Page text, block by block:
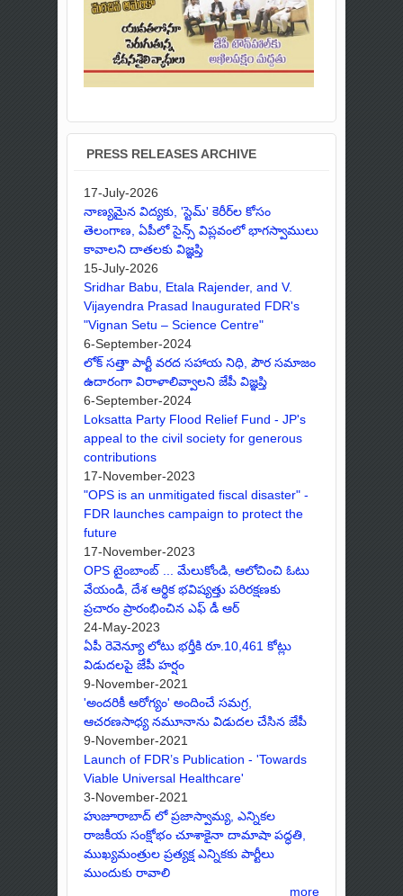
PRESS RELEASES ARCHIVE
17-July-2026
నాణ్యమైన విద్యకు, 'స్టెమ్' కెరీర్‌ల కోసం
తెలంగాణ, ఏపీలో సైన్స్ విప్లవంలో భాగస్వాములు
కావాలని దాతలకు విజ్ఞప్తి
15-July-2026
Sridhar Babu, Etala Rajender, and V.
Vijayendra Prasad Inaugurated FDR's
"Vignan Setu – Science Centre"
6-September-2024
లోక్ సత్తా పార్టీ వరద సహాయ నిధి, పౌర సమాజం
ఉదారంగా విరాళాలివ్వాలని జేపీ విజ్ఞప్తి
6-September-2024
Loksatta Party Flood Relief Fund - JP's
appeal to the civil society for generous
contributions
17-November-2023
"OPS is an unmitigated fiscal disaster" -
FDR launches campaign to protect the
future
17-November-2023
OPS టైంబాంబ్ ... మేలుకోండి, ఆలోచించి ఓటు
వేయండి, దేశ ఆర్థిక భవిష్యత్తు పరిరక్షణకు
ప్రచారం ప్రారంభించిన ఎఫ్ డీ ఆర్
24-May-2023
ఏపీ రెవెన్యూ లోటు భర్తీకి రూ.10,461 కోట్లు
విడుదలపై జేపీ హర్షం
9-November-2021
'అందరికీ ఆరోగ్యం' అందించే సమగ్ర,
ఆచరణసాధ్య నమూనాను విడుదల చేసిన జేపీ
9-November-2021
Launch of FDR’s Publication - 'Towards
Viable Universal Healthcare'
3-November-2021
హుజూరాబాద్ లో ప్రజాస్వామ్య, ఎన్నికల
రాజకీయ సంక్షోభం చూశాకైనా దామాషా పద్ధతి,
ముఖ్యమంత్రుల ప్రత్యక్ష ఎన్నికకు పార్టీలు
ముందుకు రావాలి
more